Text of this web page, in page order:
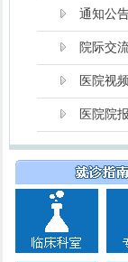
通知公
院际交
医院视频
医院院报